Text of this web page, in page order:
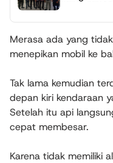
Merasa ada yang
menepikan mobil ke
Tak lama kemudian
depan kiri kendaraan
Setelah itu api
cepat membesar.
Karena tidak memiliki